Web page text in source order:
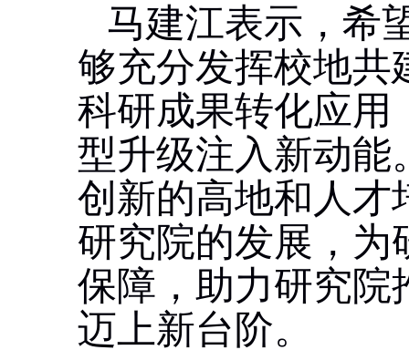
马建江表示，希
够充分发挥校地共
科研成果转化应用
型升级注入新动能
创新的高地和人才
研究院的发展，为
保障，助力研究院
迈上新台阶。